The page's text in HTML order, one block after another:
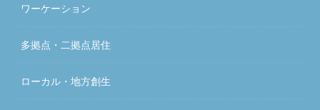
ワーケーション
多拠点・二拠点居住
ローカル・地方創生